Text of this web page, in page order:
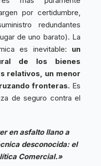
por certidumbre,
redundantes
de uno barato). La
es inevitable: un
de los bienes
relativos, un menor
fronteras. Es
de seguro contra el
en asfalto llano a
desconocida: el
Comercial.»